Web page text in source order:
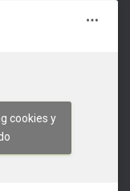
cookies y